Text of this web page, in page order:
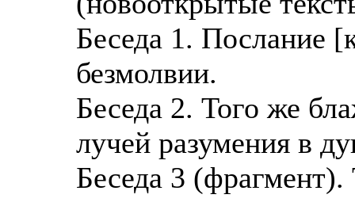
Беседа 1. Послание
безмолвии.
Беседа 2. Того же
лучей разумения в
Беседа 3